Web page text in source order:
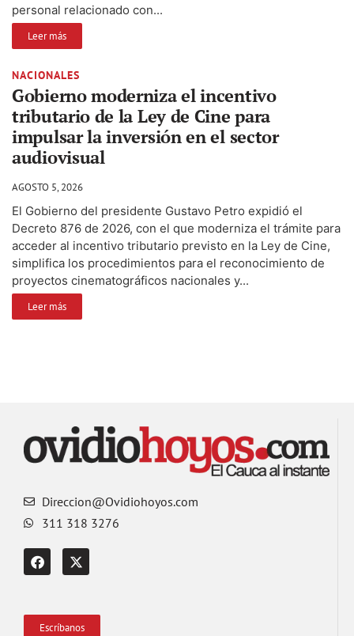
personal relacionado con...
Leer más
NACIONALES
Gobierno moderniza el incentivo
tributario de la Ley de Cine para
impulsar la inversión en el sector
audiovisual
AGOSTO 5, 2026
El Gobierno del presidente Gustavo Petro expidió el
Decreto 876 de 2026, con el que moderniza el trámite para
acceder al incentivo tributario previsto en la Ley de Cine,
simplifica los procedimientos para el reconocimiento de
proyectos cinematográficos nacionales y...
Leer más
Direccion@Ovidiohoyos.com
311 318 3276
Escríbanos